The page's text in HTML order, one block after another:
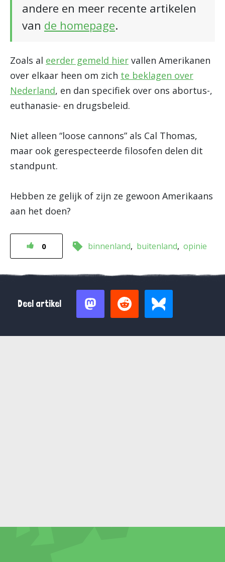
andere en meer recente artikelen
van de homepage.
Zoals al eerder gemeld hier vallen Amerikanen
over elkaar heen om zich te beklagen over
Nederland, en dan specifiek over ons abortus-,
euthanasie- en drugsbeleid.
Niet alleen “loose cannons” als Cal Thomas,
maar ook gerespecteerde filosofen delen dit
standpunt.
Hebben ze gelijk of zijn ze gewoon Amerikaans
aan het doen?
0 binnenland buitenland opinie
Deel artikel